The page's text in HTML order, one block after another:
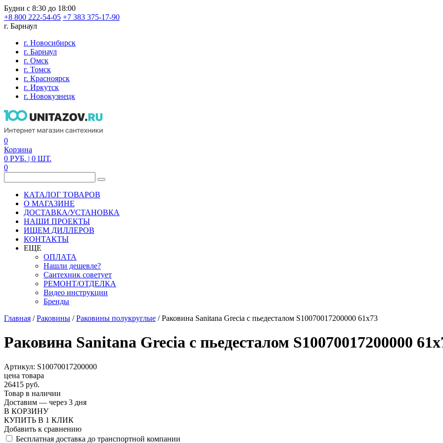
Будни с 8:30 до 18:00
+8 800 222-54-05 +7 383 375-17-90
г. Барнаул
г. Новосибирск
г. Барнаул
г. Омск
г. Томск
г. Красноярск
г. Иркутск
г. Новокузнецк
0
Корзина
0 РУБ. | 0 ШТ.
0
КАТАЛОГ ТОВАРОВ
О МАГАЗИНЕ
ДОСТАВКА/УСТАНОВКА
НАШИ ПРОЕКТЫ
ИЩЕМ ДИЛЛЕРОВ
КОНТАКТЫ
ЕЩЕ
ОПЛАТА
Нашли дешевле?
Сантехник советует
РЕМОНТ/ОТДЕЛКА
Видео инструкции
Бренды
Главная /Раковины /Раковины полукруглые /Раковина Sanitana Grecia с пьедесталом S10070017200000 61х73
Раковина Sanitana Grecia с пьедесталом S10070017200000
Артикул: S10070017200000
цена товара
26415 руб.
Товар в наличии
Доставим — через 3 дня
В КОРЗИНУ
КУПИТЬ В 1 КЛИК
Добавить к сравнению
Бесплатная доставка до транспортной компании